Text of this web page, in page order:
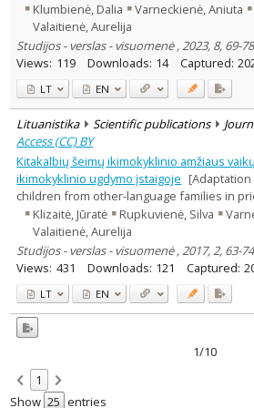
Klumbienė, Dalia
Varneckienė, Aniuta
Valaitienė, Aurelija
Studijos - verslas - visuomenė , 2023, 8, 69-78
Views: 119 Downloads: 14 Captured:
LT EN
Lituanistika Scientific publications
Access (CC) BY
Kitakalbių šeimų ikimokyklinio amžiaus
ikimokyklinio ugdymo įstaigoje
children from other-language families in
Klizaitė, Jūratė
Rupkuvienė, Silva
Valaitienė, Aurelija
Studijos - verslas - visuomenė , 2017, 2, 63-74
Views: 431 Downloads: 121 Captured:
LT EN
1/10
1
Show
entries